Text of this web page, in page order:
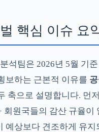
핵심 이슈 요
석팀은 2026년 5월 기
보하는 근본적 이유를
축으로 설명합니다. 먼
회원국들의 감산 규율이
예상보다 견조하게 유지